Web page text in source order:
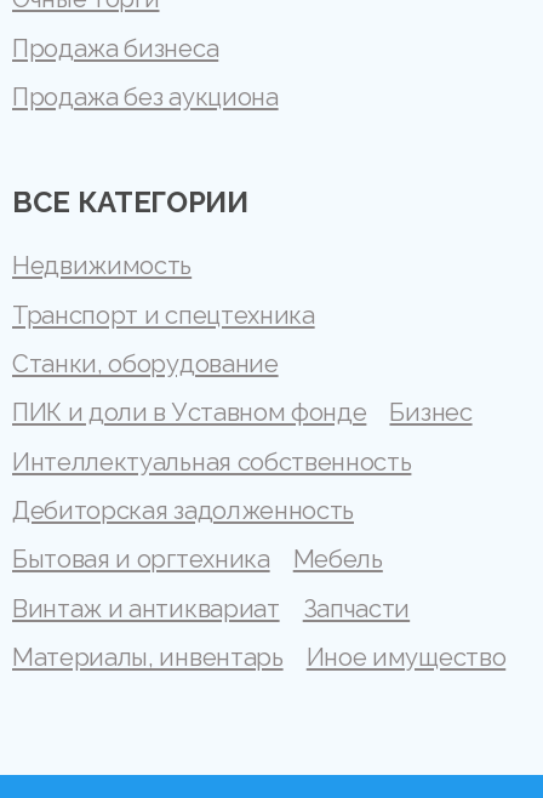
Продажа бизнеса
Продажа без аукциона
ВСЕ КАТЕГОРИИ
Недвижимость
Транспорт и спецтехника
Станки, оборудование
ПИК и доли в Уставном фонде
Бизнес
Интеллектуальная собственность
Дебиторская задолженность
Бытовая и оргтехника
Мебель
Винтаж и антиквариат
Запчасти
Материалы, инвентарь
Иное имущество